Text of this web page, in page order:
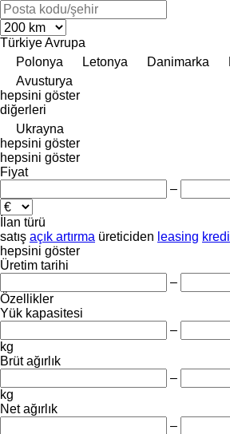
TürkiyeAvrupa
Polonya
Letonya Danimarka
Avusturya
hepsini göster
diğerleri
Ukrayna
hepsini göster
hepsini göster
Fiyat
–
İlan türü
satış açık artırma üreticiden leasing kredi
hepsini göster
Üretim tarihi
–
Özellikler
Yük kapasitesi
–
kg
Brüt ağırlık
–
kg
Net ağırlık
–